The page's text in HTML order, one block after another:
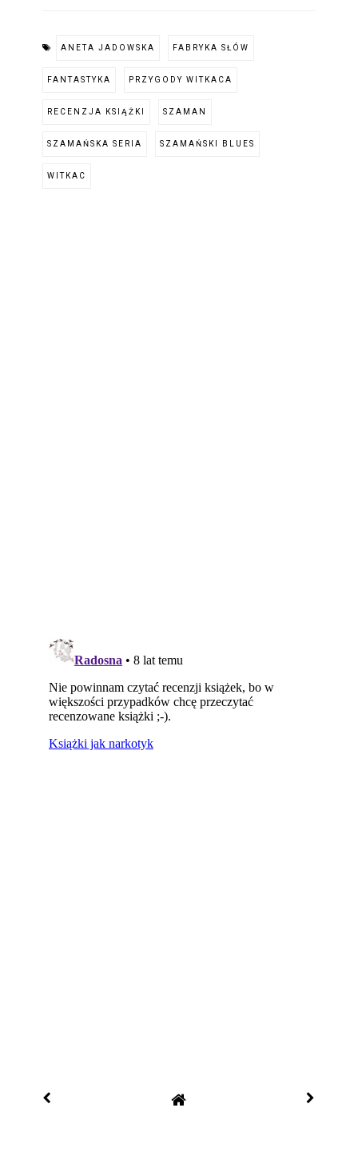
ANETA JADOWSKA FABRYKA SŁÓW
FANTASTYKA PRZYGODY WITKACA
RECENZJA KSIĄŻKI SZAMAN
SZAMAŃSKA SERIA SZAMAŃSKI BLUES
WITKAC